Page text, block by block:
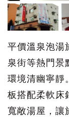
平價溫泉泡湯
泉街等熱門景
環境清幽寧靜
板搭配柔軟床
寬敞湯屋，讓